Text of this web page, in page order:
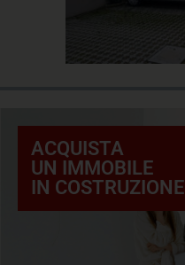
ACQUISTA
UN IMMOBILE
IN COSTRUZIONE